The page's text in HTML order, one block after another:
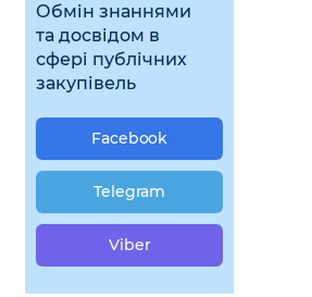
Обмін знаннями
та досвідом в
сфері публічних
закупівель
Facebook
Telegram
Viber